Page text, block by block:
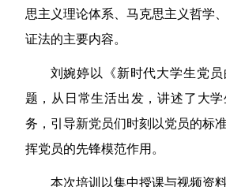
思主义理论体系、马克思主义哲学
证法的主要内容。
刘婉婷以《新时代大学生党
题，从日常生活出发，讲述了大
务，引导新党员们时刻以党员的标
挥党员的先锋模范作用。
本次培训以集中授课与视频资